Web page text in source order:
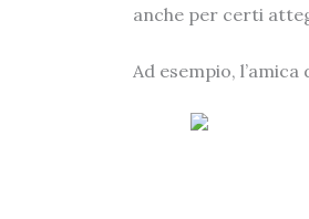
anche per certi
Ad esempio,